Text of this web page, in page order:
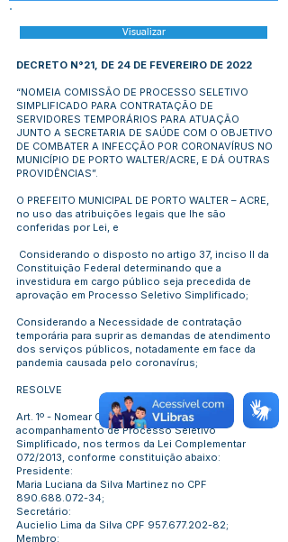
Visualizar
DECRETO N°21, DE 24 DE FEVEREIRO DE 2022
“NOMEIA COMISSÃO DE PROCESSO SELETIVO
SIMPLIFICADO PARA CONTRATAÇÃO DE
SERVIDORES TEMPORÁRIOS PARA ATUAÇÃO
JUNTO A SECRETARIA DE SAÚDE COM O OBJETIVO
DE COMBATER A INFECÇÃO POR CORONAVÍRUS NO
MUNICÍPIO DE PORTO WALTER/ACRE, E DÁ OUTRAS
PROVIDÊNCIAS”.
O PREFEITO MUNICIPAL DE PORTO WALTER – ACRE,
no uso das atribuições legais que lhe são
conferidas por Lei, e
Considerando o disposto no artigo 37, inciso II da
Constituição Federal determinando que a
investidura em cargo público seja precedida de
aprovação em Processo Seletivo Simplificado;
Considerando a Necessidade de contratação
temporária para suprir as demandas de atendimento
dos serviços públicos, notadamente em face da
pandemia causada pelo coronavírus;
RESOLVE
Art. 1º - Nomear Comissão para realização e
acompanhamento de Processo Seletivo
Simplificado, nos termos da Lei Complementar
072/2013, conforme constituição abaixo:
Presidente:
Maria Luciana da Silva Martinez no CPF
890.688.072-34;
Secretário:
Aucielio Lima da Silva CPF 957.677.202-82;
Membro: